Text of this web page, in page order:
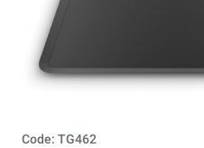
Code: TG462